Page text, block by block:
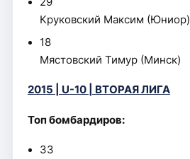
Круковский Максим (Юниор)
18
Мястовский Тимур (Минск)
2015 | U-10 | ВТОРАЯ ЛИГА
Топ бомбардиров:
33